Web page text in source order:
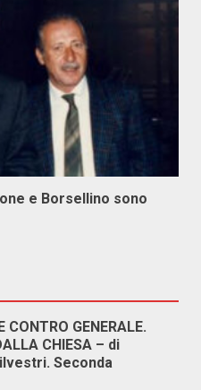
e Borsellino sono
CONTRO GENERALE.
CHIESA – di
Seconda